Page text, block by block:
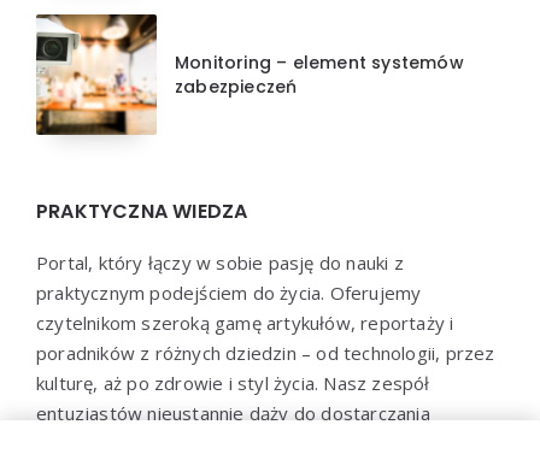
Monitoring – element systemów
zabezpieczeń
PRAKTYCZNA WIEDZA
Portal, który łączy w sobie pasję do nauki z
praktycznym podejściem do życia. Oferujemy
czytelnikom szeroką gamę artykułów, reportaży i
poradników z różnych dziedzin – od technologii, przez
kulturę, aż po zdrowie i styl życia. Nasz zespół
entuzjastów nieustannie dąży do dostarczania